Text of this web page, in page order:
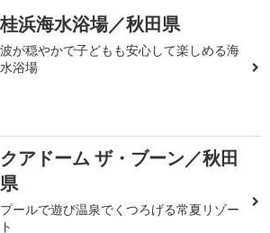
桂浜海水浴場／秋田県
波が穏やかで子どもも安心して楽しめる海
水浴場
クアドーム ザ・ブーン／秋田
県
プールで遊び温泉でくつろげる常夏リゾー
ト